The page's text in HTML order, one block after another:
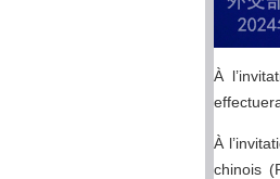
À
À
chinois